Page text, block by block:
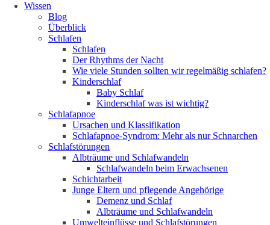
Wissen
Blog
Überblick
Schlafen
Schlafen
Der Rhythms der Nacht
Wie viele Stunden sollten wir regelmäßig schlafen?
Kinderschlaf
Baby Schlaf
Kinderschlaf was ist wichtig?
Schlafapnoe
Ursachen und Klassifikation
Schlafapnoe-Syndrom: Mehr als nur Schnarchen
Schlafstörungen
Albträume und Schlafwandeln
Schlafwandeln beim Erwachsenen
Schichtarbeit
Junge Eltern und pflegende Angehörige
Demenz und Schlaf
Albträume und Schlafwandeln
Umwelteinflüsse und Schlafstörungen